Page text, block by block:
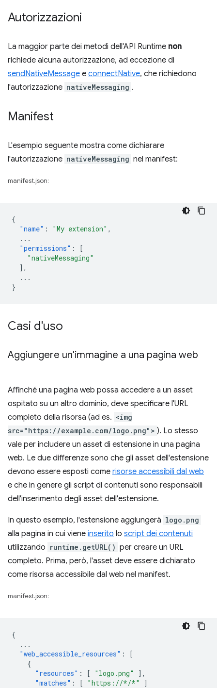
Autorizzazioni
La maggior parte dei metodi dell'API Runtime non
richiede alcuna autorizzazione, ad eccezione di
sendNativeMessage e connectNative, che richiedono
l'autorizzazione nativeMessaging .
Manifest
L'esempio seguente mostra come dichiarare
l'autorizzazione nativeMessaging nel manifest:
manifest.json:
{
"name" : "My extension" ,
...
"permissions" :
[
"nativeMessaging"
],
...
}
Casi d'uso
Aggiungere un'immagine a una pagina web
Affinché una pagina web possa accedere a un asset
ospitato su un altro dominio, deve specificare l'URL
completo della risorsa (ad es. <img
src="https://example.com/logo.png"> ). Lo stesso
vale per includere un asset di estensione in una pagina
web. Le due differenze sono che gli asset dell'estensione
devono essere esposti come risorse accessibili dal web
e che in genere gli script di contenuti sono responsabili
dell'inserimento degli asset dell'estensione.
In questo esempio, l'estensione aggiungerà logo.png
alla pagina in cui viene inserito lo script dei contenuti
utilizzando runtime.getURL() per creare un URL
completo. Prima, però, l'asset deve essere dichiarato
come risorsa accessibile dal web nel manifest.
manifest.json:
{
...
"web_accessible_resources" :
[
{
"resources" : [ "logo.png"
],
"matches" : [ "https://*/*" ]